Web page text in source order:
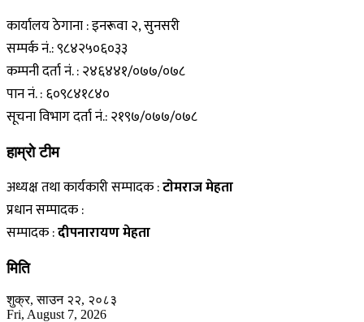
कार्यालय ठेगाना : इनरूवा २, सुनसरी
सम्पर्क नं.: ९८४२५०६०३३
कम्पनी दर्ता नं. : २४६४४१/०७७/०७८
पान नं. : ६०९८४१८४०
सूचना विभाग दर्ता नं.: २१९७/०७७/०७८
हाम्राे टीम
अध्यक्ष तथा कार्यकारी सम्पादक :टाेमराज मेहता
प्रधान सम्पादक :
सम्पादक :दीपनारायण मेहता
मिति
शुक्र, साउन २२, २०८३
Fri, August 7, 2026